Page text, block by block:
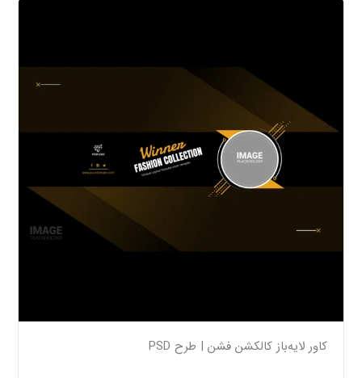
کاور لایه‌باز کالکشن فشن | طرح PSD